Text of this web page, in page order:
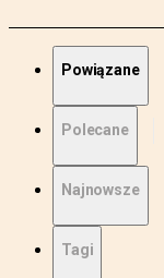
Powiązane
Polecane
Najnowsze
Tagi